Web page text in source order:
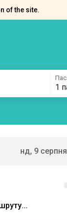
of the site.
нд, 9 серпня